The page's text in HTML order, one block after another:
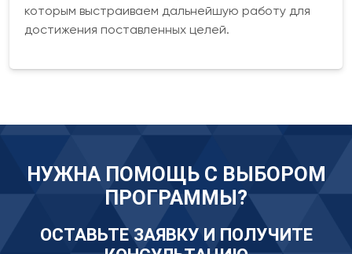
которым выстраиваем дальнейшую работу для
достижения поставленных целей.
НУЖНА ПОМОЩЬ С ВЫБОРОМ
ПРОГРАММЫ?
ОСТАВЬТЕ ЗАЯВКУ И ПОЛУЧИТЕ